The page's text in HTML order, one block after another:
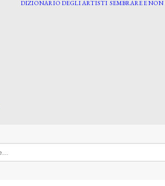
DIZIONARIO DEGLI ARTISTI SEMBRARE E NON